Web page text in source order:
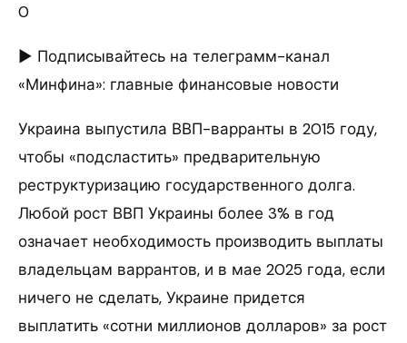
0
► Подписывайтесь на телеграмм-канал
«Минфина»: главные финансовые новости
Украина выпустила ВВП-варранты в 2015 году,
чтобы «подсластить» предварительную
реструктуризацию государственного долга.
Любой рост ВВП Украины более 3% в год
означает необходимость производить выплаты
владельцам варрантов, и в мае 2025 года, если
ничего не сделать, Украине придется
выплатить «сотни миллионов долларов» за рост